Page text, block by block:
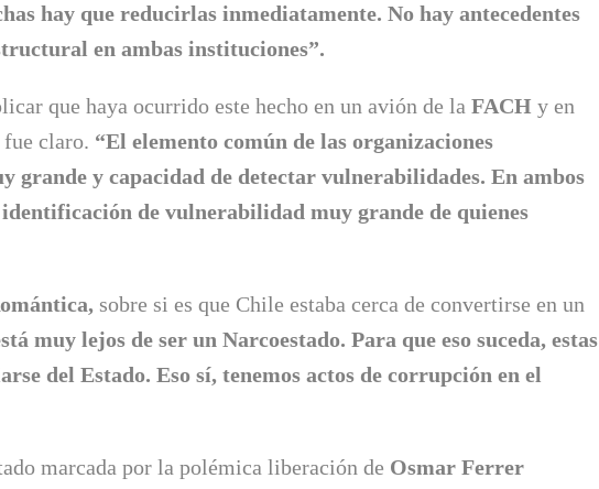
hay que reducirlas inmediatamente. No hay antecedentes
en ambas instituciones”.
que haya ocurrido este hecho en un avión de la FACH y en
claro. “El elemento común de las organizaciones
grande y capacidad de detectar vulnerabilidades. En ambos
identificación de vulnerabilidad muy grande de quienes
sobre si es que Chile estaba cerca de convertirse en un
muy lejos de ser un Narcoestado. Para que eso suceda, estas
del Estado. Eso sí, tenemos actos de corrupción en el
marcada por la polémica liberación de Osmar Ferrer